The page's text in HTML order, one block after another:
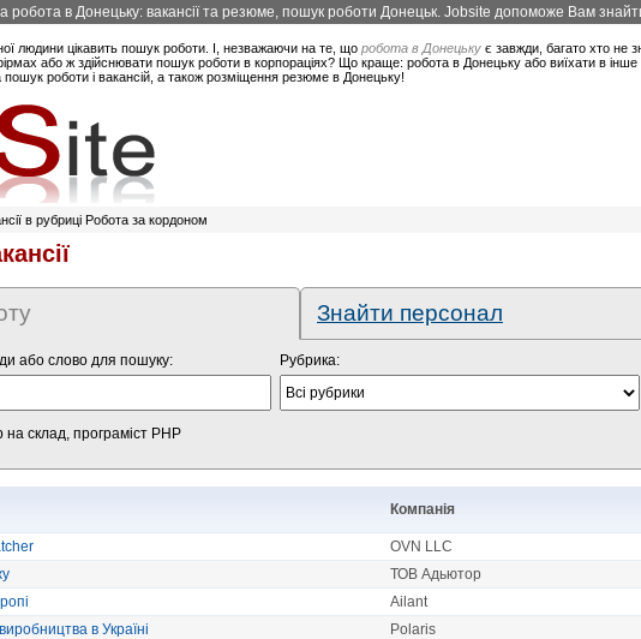
робота в Донецьку: вакансії та резюме, пошук роботи Донецьк. Jobsite допоможе Вам
людини цікавить пошук роботи. І, незважаючи на те, що робота в Донецьку є завжди, багато хто не
або ж здійснювати пошук роботи в корпораціях? Що краще: робота в Донецьку або виїхати в
пошук роботи і вакансій, а також розміщення резюме в Донецьку!
в рубриці Робота за кордоном
Знайти персонал
або слово для пошуку:
на склад, програміст PHP
Рубрика:
Компанія
OVN LLC
ТОВ Адьютор
Ailant
в Україні
Polaris